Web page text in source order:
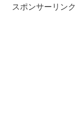
スポンサーリンク